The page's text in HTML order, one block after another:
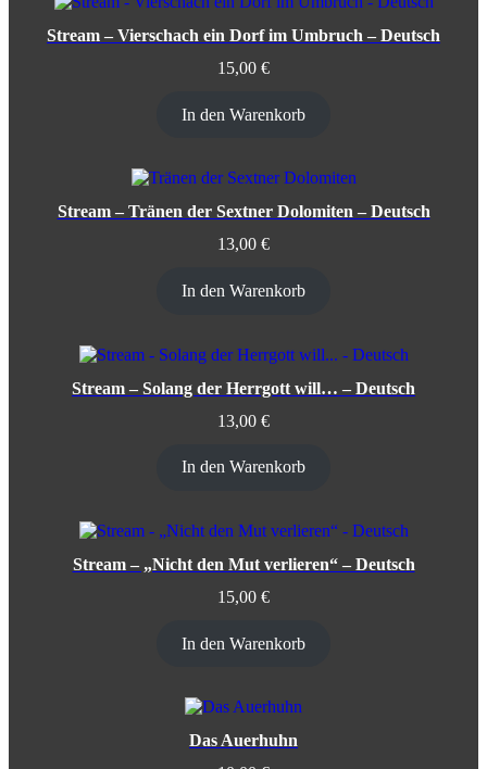
Stream – Vierschach ein Dorf im Umbruch – Deutsch
15,00 €
In den Warenkorb
Stream – Tränen der Sextner Dolomiten – Deutsch
13,00 €
In den Warenkorb
Stream – Solang der Herrgott will… – Deutsch
13,00 €
In den Warenkorb
Stream – „Nicht den Mut verlieren“ – Deutsch
15,00 €
In den Warenkorb
Das Auerhuhn